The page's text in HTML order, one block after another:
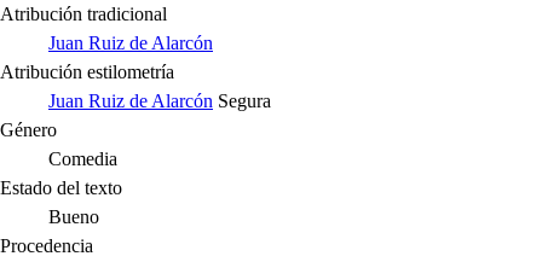
Atribución tradicional
Juan Ruiz de Alarcón
Atribución estilometría
Juan Ruiz de Alarcón Segura
Género
Comedia
Estado del texto
Bueno
Procedencia